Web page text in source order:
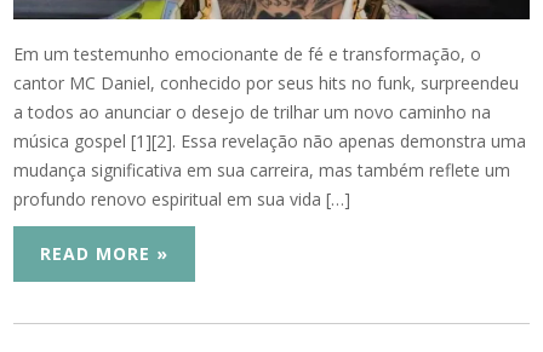
Em um testemunho emocionante de fé e transformação, o
cantor MC Daniel, conhecido por seus hits no funk, surpreendeu
a todos ao anunciar o desejo de trilhar um novo caminho na
música gospel [1][2]. Essa revelação não apenas demonstra uma
mudança significativa em sua carreira, mas também reflete um
profundo renovo espiritual em sua vida […]
READ MORE »